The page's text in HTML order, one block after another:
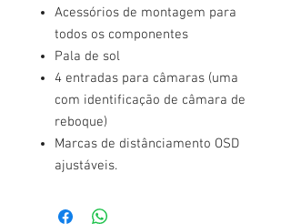
Acessórios de montagem para
todos os componentes
Pala de sol
4 entradas para câmaras (uma
com identificação de câmara de
reboque)
Marcas de distânciamento OSD
ajustáveis.